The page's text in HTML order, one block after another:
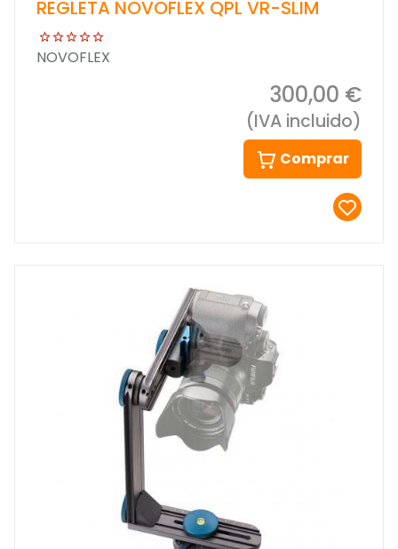
REGLETA NOVOFLEX QPL VR-SLIM
NOVOFLEX
300,00 €
(IVA incluido)
Comprar